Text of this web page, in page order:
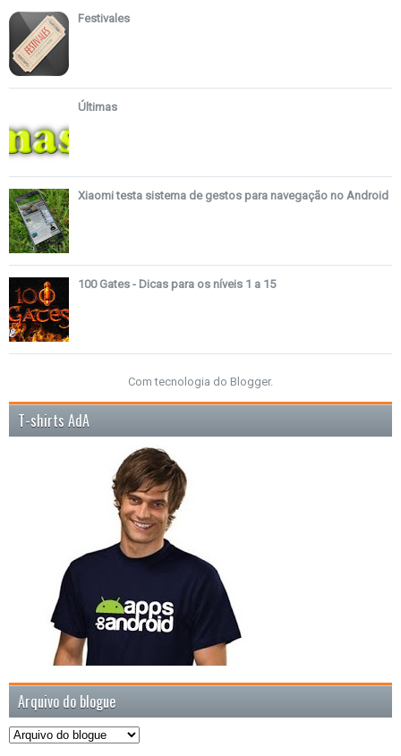
Festivales
Últimas
Xiaomi testa sistema de gestos para navegação no Android
100 Gates - Dicas para os níveis 1 a 15
Com tecnologia do Blogger.
T-shirts AdA
Arquivo do blogue